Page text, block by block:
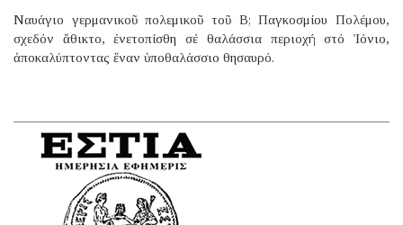
Ναυάγιο γερμανικοῦ πολεμικοῦ τοῦ B; Παγκοσμίου Πολέμου,
σχεδόν ἄθικτο, ἐνετοπίσθη σέ θαλάσσια περιοχή στό Ἰόνιο,
ἀποκαλύπτοντας ἕναν ὑποθαλάσσιο θησαυρό.